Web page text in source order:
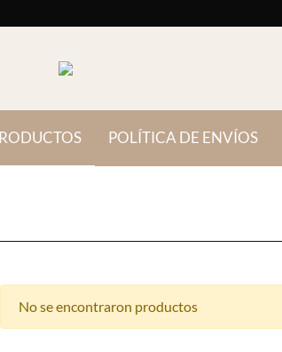
POLÍTICA DE ENVÍOS
No se encontraron productos